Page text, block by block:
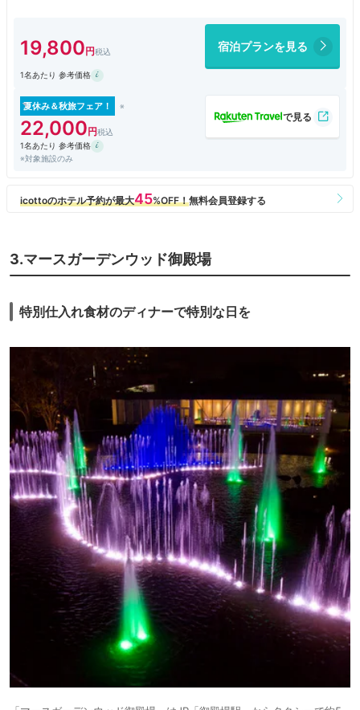
19,800 宿泊プランを見る
1名あたり 参考価格
夏休み＆秋旅フェア！
22,000
1名あたり 参考価格
※対象施設のみ
3.マースガーデンウッド御殿場
特別仕入れ食材のディナーで特別な日を